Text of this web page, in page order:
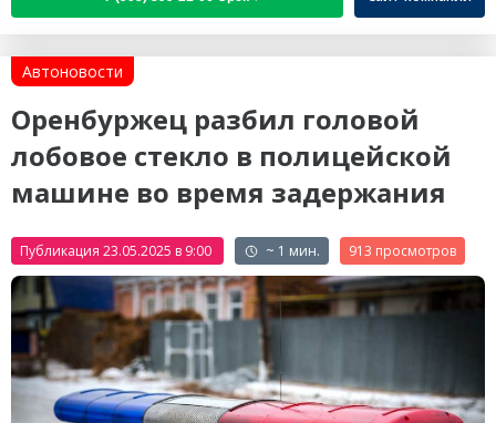
Автоновости
Оренбуржец разбил головой
лобовое стекло в полицейской
машине во время задержания
Публикация 23.05.2025 в 9:00 ~ 1 мин. 913